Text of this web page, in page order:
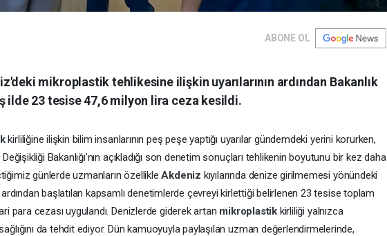
ABONE OL
mikroplastik tehlikesine ilişkin uyarılarının ardından Bakanlık
ilde 23 tesise 47,6 milyon lira ceza kesildi.
kirliliğine ilişkin bilim insanlarının peş peşe yaptığı uyarılar gündemdeki yerini korurken,
Bakanlığı'nın açıkladığı son denetim sonuçları tehlikenin boyutunu bir kez daha
günlerde uzmanların özellikleAkdeniz kıyılarında denize girilmemesi yönündeki
ardından başlatılan kapsamlı denetimlerde çevreyi kirlettiği belirlenen 23 tesise toplam
para cezası uygulandı. Denizlerde giderek artan mikroplastik kirliliği yalnızca
da tehdit ediyor. Dün kamuoyuyla paylaşılan uzman değerlendirmelerinde,